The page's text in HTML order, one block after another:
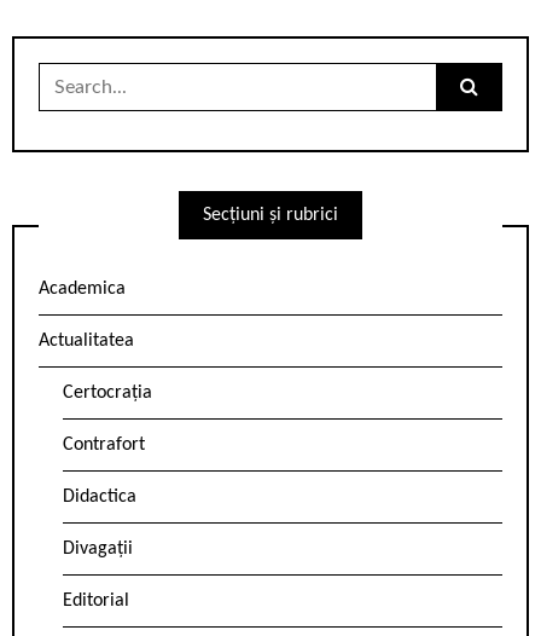
Search
Secțiuni și rubrici
Academica
Actualitatea
Certocrația
Contrafort
Didactica
Divagații
Editorial